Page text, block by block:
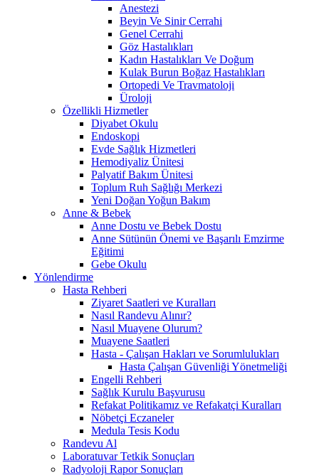
Anestezi
Beyin Ve Sinir Cerrahi
Genel Cerrahi
Göz Hastalıkları
Kadın Hastalıkları Ve Doğum
Kulak Burun Boğaz Hastalıkları
Ortopedi Ve Travmatoloji
Üroloji
Özellikli Hizmetler
Diyabet Okulu
Endoskopi
Evde Sağlık Hizmetleri
Hemodiyaliz Ünitesi
Palyatif Bakım Ünitesi
Toplum Ruh Sağlığı Merkezi
Yeni Doğan Yoğun Bakım
Anne & Bebek
Anne Dostu ve Bebek Dostu
Anne Sütünün Önemi ve Başarılı Emzirme
Eğitimi
Gebe Okulu
Yönlendirme
Hasta Rehberi
Ziyaret Saatleri ve Kuralları
Nasıl Randevu Alınır?
Nasıl Muayene Olurum?
Muayene Saatleri
Hasta - Çalışan Hakları ve Sorumlulukları
Hasta Çalışan Güvenliği Yönetmeliği
Engelli Rehberi
Sağlık Kurulu Başvurusu
Refakat Politikamız ve Refakatçi Kuralları
Nöbetçi Eczaneler
Medula Tesis Kodu
Randevu Al
Laboratuvar Tetkik Sonuçları
Radyoloji Rapor Sonuçları